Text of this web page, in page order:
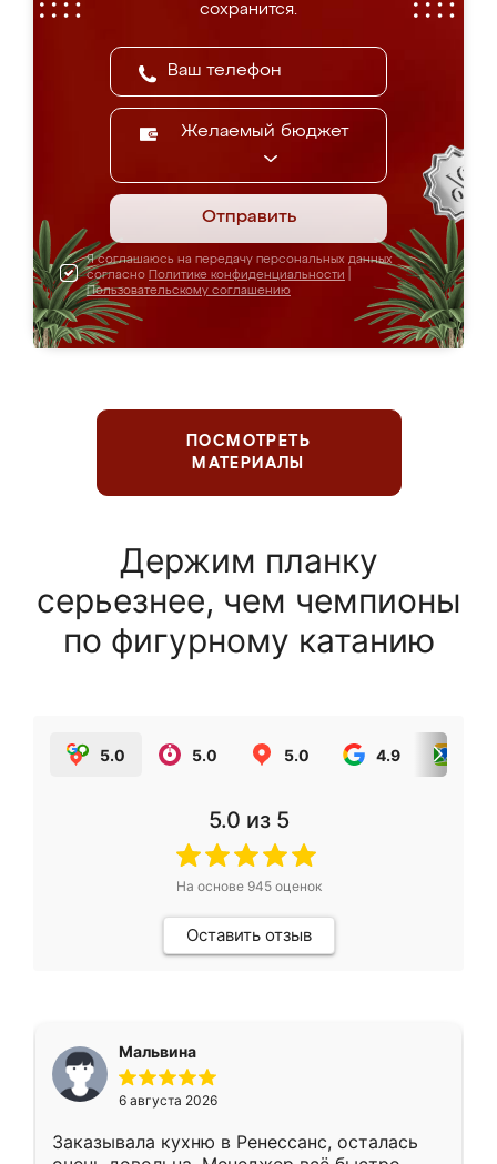
сохранится.
Желаемый бюджет
Отправить
Я соглашаюсь на передачу персональных данных
согласно Политике конфиденциальности
Пользовательскому соглашению
ПОСМОТРЕТЬ
МАТЕРИАЛЫ
Держим планку
серьезнее, чем чемпионы
по фигурному катанию
5.0 5.0 5.0 4.9
5.0 из 5
На основе 945оценок
Оставить отзыв
Мальвина
6 августа 2026
Заказывала кухню в Ренессанс, осталась